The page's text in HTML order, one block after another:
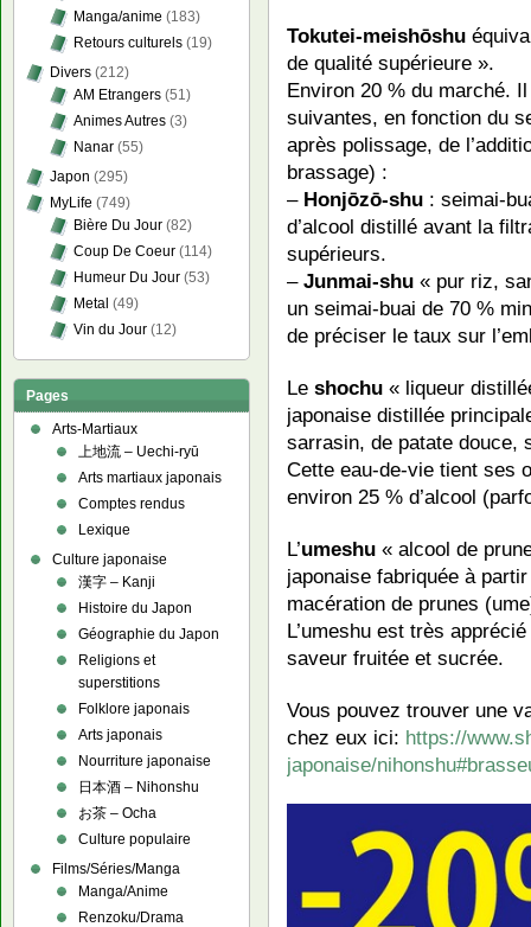
Tokutei-meishōshu
de qualité supérieure ».
Environ 20 % du marché.
suivantes, en fonction du
après polissage, de
brassage) :
– Honjōzō-shu : seimai-
d’alcool distillé avant la
supérieurs.
– Junmai-shu « pur riz,
un seimai-buai de 70 %
de préciser le taux sur
Le shochu « liqueur
japonaise distillée
sarrasin, de patate
Cette eau-de-vie tient ses
environ 25 % d’alcool
L’umeshu « alcool de
japonaise fabriquée à
macération de prunes
L’umeshu est très
saveur fruitée et sucrée.
Vous pouvez trouver une
chez eux ici: https://
japonaise/
Manga/anime (183)
Retours culturels (19)
Divers (212)
AM Etrangers (51)
Animes Autres (3)
Nanar (55)
Japon (295)
MyLife (749)
Bière Du Jour (82)
Coup De Coeur (114)
Humeur Du Jour (53)
Metal (49)
Vin du Jour (12)
Pages
Arts-Martiaux
上地流 – Uechi-ryū
Arts martiaux japonais
Comptes rendus
Lexique
Culture japonaise
漢字 – Kanji
Histoire du Japon
Géographie du Japon
Religions et
superstitions
Folklore japonais
Arts japonais
Nourriture japonaise
日本酒 – Nihonshu
お茶 – Ocha
Culture populaire
Films/Séries/Manga
Manga/Anime
Renzoku/Drama